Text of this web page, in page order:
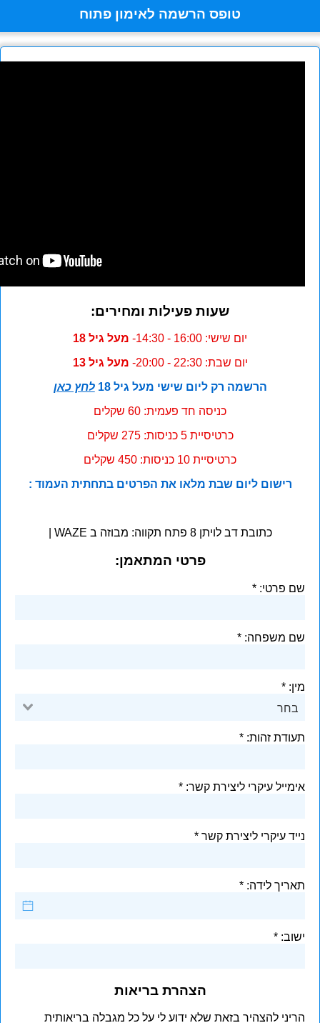
טופס הרשמה לאימון פתוח
שעות פעילות ומחירים:
יום שישי: 16:00 - 14:30-
מעל גיל 18
יום שבת: 22:30 - 20:00-
מעל גיל 13
הרשמה רק ליום שישי מעל גיל 18
לחץ כאן
כניסה חד פעמית: 60 שקלים
כרטיסיית 5 כניסות: 275 שקלים
כרטיסיית 10 כניסות: 450 שקלים
רישום ליום שבת מלאו את הפרטים בתחתית העמוד :
כתובת דב לויתן 8 פתח תקווה: מבוזה ב WAZE |
פרטי המתאמן:
שם פרטי:
שם משפחה:
מין:
בחר
תעודת זהות:
אימייל עיקרי ליצירת קשר:
נייד עיקרי ליצירת קשר
תאריך לידה:
ישוב:
הצהרת בריאות
הריני להצהיר בזאת שלא ידוע לי על כל מגבלה בריאותית